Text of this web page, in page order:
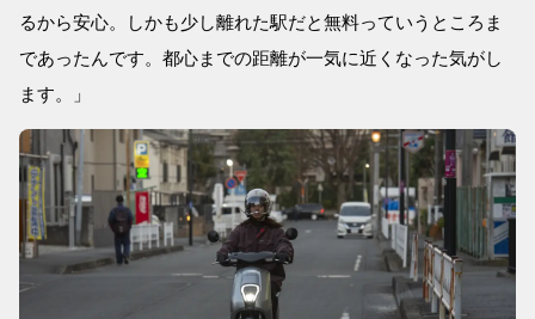
るから安心。しかも少し離れた駅だと無料っていうところま
であったんです。都心までの距離が一気に近くなった気がし
ます。」